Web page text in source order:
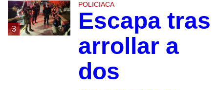
3
POLICIACA
Escapa tras
arrollar a
dos